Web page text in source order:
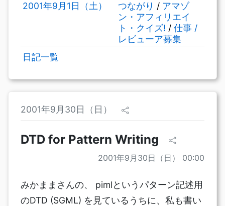
2001年9月1日（土）
つながり / アマゾ
ン・アフィリエイ
ト・クイズ! / 仕事 /
レビューア募集
日記一覧
2001年9月30日（日）
DTD for Pattern Writing
2001年9月30日（日） 00:00
みかままさんの、 pimlというパターン記述用
のDTD (SGML) を見ているうちに、私も書い